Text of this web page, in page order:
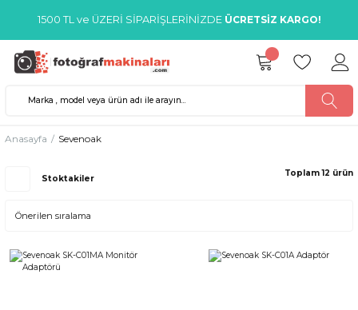
1500 TL ve ÜZERİ SİPARİŞLERİNİZDE ÜCRETSİZ KARGO!
Anasayfa Sevenoak
Stoktakiler
Toplam 12 ürün